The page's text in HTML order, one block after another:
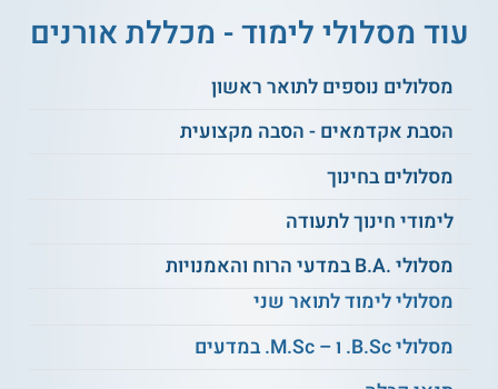
עולמו הרגשי של ילד
עם צרכים מיוחדים
מחשב בחינוך המיוחד
לתלמידים על רצף
האוטיזם
תפקידו של מורה
השילוב
שיטות טיפול של
תלמידים על הרצף
עוד מסלולי לימוד - מכללת אורנים
מסלולים נוספים לתואר ראשון
הסבת אקדמאים - הסבה מקצועית
מסלולים בחינוך
לימודי חינוך לתעודה
מסלולי .B.A במדעי הרוח והאמנויות
מסלולי לימוד לתואר שני
מסלולי B.Sc. ו – M.Sc. במדעים